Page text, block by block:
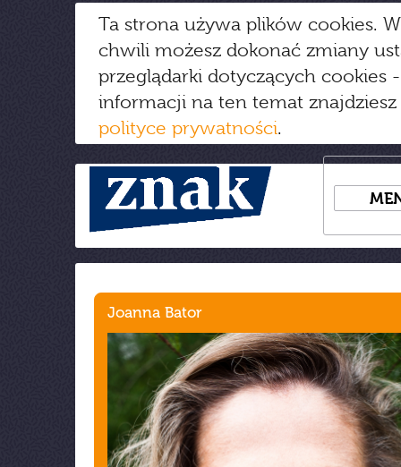
Ta strona używa plików cookies.
chwili możesz dokonać zmiany
przeglądarki dotyczących cookies
informacji na ten temat
polityce prywatności.
Joanna Bator